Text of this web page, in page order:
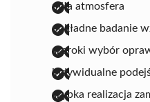
miła atmosfera
dokładne badanie
szeroki wybór
indywidualne
szybka realizacja